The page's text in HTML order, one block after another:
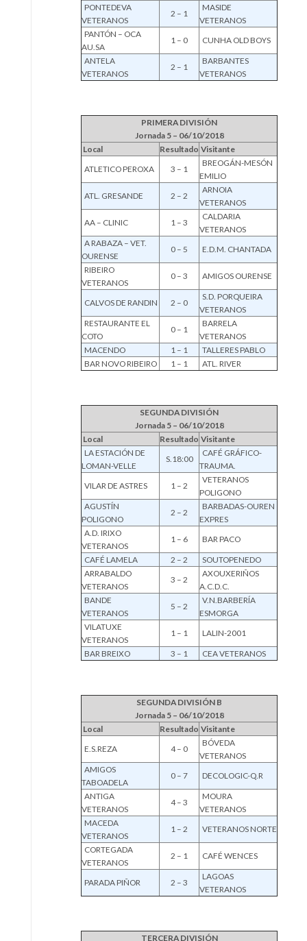
PONTEDEVA
VETERANOS
2 – 1
MASIDE
VETERANOS
PANTÓN – OCA
AU.SA
1 – 0
CUNHA OLD BOYS
ANTELA
VETERANOS
2 – 1
BARBANTES
VETERANOS
PRIMERA DIVISIÓN
Jornada 5 – 06/10/2018
Local
Resultado Visitante
ATLETICO PEROXA
3 – 1
BREOGÁN-MESÓN
EMILIO
ATL. GRESANDE
2 – 2
ARNOIA
VETERANOS
AA – CLINIC
1 – 3
CALDARIA
VETERANOS
A RABAZA – VET.
OURENSE
0 – 5
E.D.M. CHANTADA
RIBEIRO
VETERANOS
0 – 3 AMIGOS OURENSE
CALVOS DE RANDIN 2 – 0
S.D. PORQUEIRA
VETERANOS
RESTAURANTE EL
COTO
0 – 1
BARRELA
VETERANOS
MACENDO
1 – 1
TALLERES PABLO
BAR NOVO RIBEIRO
1 – 1 ATL. RIVER
SEGUNDA DIVISIÓN
Jornada 5 – 06/10/2018
Local
Resultado Visitante
LA ESTACIÓN DE
LOMAN-VELLE
S.18:00
CAFÉ GRÁFICO-
TRAUMA.
VILAR DE ASTRES
1 – 2
VETERANOS
POLIGONO
AGUSTÍN
POLIGONO
2 – 2
BARBADAS-OUREN
EXPRES
A.D. IRIXO
VETERANOS
1 – 6
BAR PACO
CAFÉ LAMELA
2 – 2
SOUTOPENEDO
ARRABALDO
VETERANOS
3 – 2
AXOUXERIÑOS
A.C.D.C.
BANDE
VETERANOS
5 – 2
V.N.BARBERÍA
ESMORGA
VILATUXE
VETERANOS
1 – 1
LALIN-2001
BAR BREIXO
3 – 1 CEA VETERANOS
SEGUNDA DIVISIÓN B
Jornada 5 – 06/10/2018
Local
Resultado Visitante
E.S.REZA
4 – 0
BÓVEDA
VETERANOS
AMIGOS
TABOADELA
0 – 7
DECOLOGIC-Q.R
ANTIGA
VETERANOS
4 – 3
MOURA
VETERANOS
MACEDA
VETERANOS
1 – 2
VETERANOS NORTE
CORTEGADA
VETERANOS
2 – 1 CAFÉ WENCES
PARADA PIÑOR 2 – 3
LAGOAS
VETERANOS
TERCERA DIVISIÓN